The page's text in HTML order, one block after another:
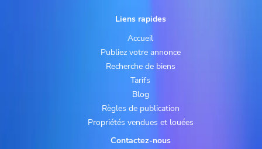
Liens rapides
Accueil
Publiez votre annonce
Recherche de biens
Tarifs
Blog
Règles de publication
Propriétés vendues et louées
Contactez-nous